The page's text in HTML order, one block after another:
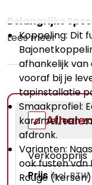
Belangrijke
Koppeling: Dit
afhankelijk
vooraf bij je
tapinstallatie
Smaakprofiel:
karamel, een
afdronk.
Varianten:
ook fusten van
Rouge
Lees meer
Verkoopprijs
Prijs incl. BTW